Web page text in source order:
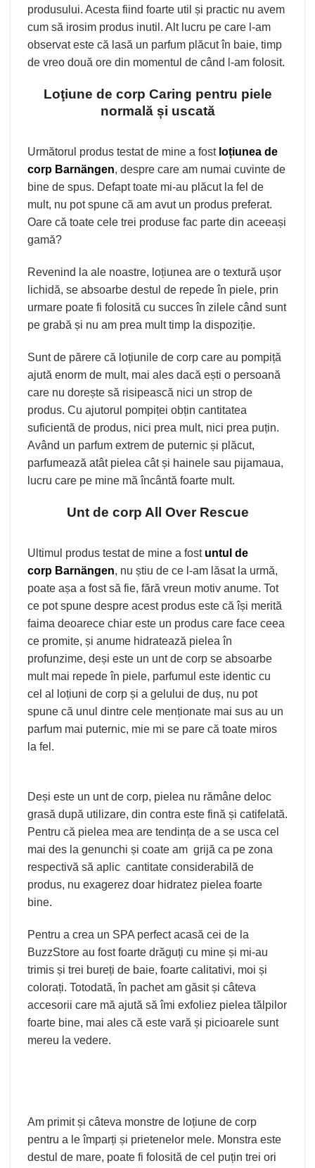
produsului. Acesta fiind foarte util și practic nu avem
cum să irosim produs inutil. Alt lucru pe care l-am
observat este că lasă un parfum plăcut în baie, timp
de vreo două ore din momentul de când l-am folosit.
Loţiune de corp Caring pentru piele
normală și uscată
Următorul produs testat de mine a fost loțiunea de
corp Barnängen, despre care am numai cuvinte de
bine de spus. Defapt toate mi-au plăcut la fel de
mult, nu pot spune că am avut un produs preferat.
Oare că toate cele trei produse fac parte din aceeași
gamă?
Revenind la ale noastre, loțiunea are o textură ușor
lichidă, se absoarbe destul de repede în piele, prin
urmare poate fi folosită cu succes în zilele când sunt
pe grabă și nu am prea mult timp la dispoziție.
Sunt de părere că loțiunile de corp care au pompiță
ajută enorm de mult, mai ales dacă ești o persoană
care nu dorește să risipească nici un strop de
produs. Cu ajutorul pompiței obțin cantitatea
suficientă de produs, nici prea mult, nici prea puțin.
Având un parfum extrem de puternic și plăcut,
parfumează atât pielea cât și hainele sau pijamaua,
lucru care pe mine mă încântă foarte mult.
Unt de corp All Over Rescue
Ultimul produs testat de mine a fost untul de
corp Barnängen, nu știu de ce l-am lăsat la urmă,
poate așa a fost să fie, fără vreun motiv anume. Tot
ce pot spune despre acest produs este că își merită
faima deoarece chiar este un produs care face ceea
ce promite, și anume hidratează pielea în
profunzime, deși este un unt de corp se absoarbe
mult mai repede în piele, parfumul este identic cu
cel al loțiuni de corp și a gelului de duș, nu pot
spune că unul dintre cele menționate mai sus au un
parfum mai puternic, mie mi se pare că toate miros
la fel.
Deși este un unt de corp, pielea nu rămâne deloc
grasă după utilizare, din contra este fină și catifelată.
Pentru că pielea mea are tendința de a se usca cel
mai des la genunchi și coate am grijă ca pe zona
respectivă să aplic cantitate considerabilă de
produs, nu exagerez doar hidratez pielea foarte
bine.
Pentru a crea un SPA perfect acasă cei de la
BuzzStore au fost foarte drăguți cu mine și mi-au
trimis și trei bureți de baie, foarte calitativi, moi și
colorați. Totodată, în pachet am găsit și câteva
accesorii care mă ajută să îmi exfoliez pielea tălpilor
foarte bine, mai ales că este vară și picioarele sunt
mereu la vedere.
Am primit și câteva monstre de loțiune de corp
pentru a le împarți și prietenelor mele. Monstra este
destul de mare, poate fi folosită de cel puțin trei ori